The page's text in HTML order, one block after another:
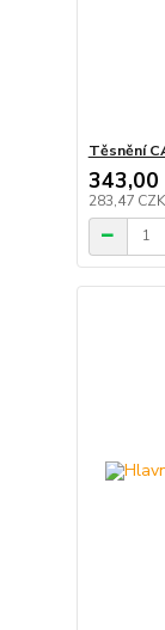
Těsnění
343,00
283,47 CZK